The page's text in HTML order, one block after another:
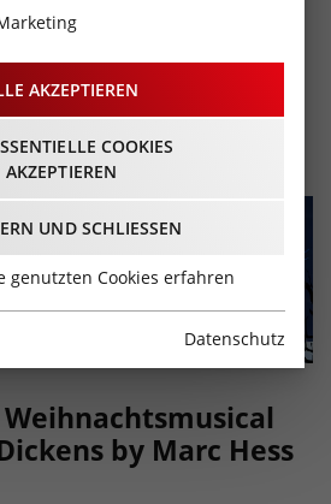
–
in
Telfs
- Beginn 17:00 Uhr
Weihnachtsmusical
by Marc Hess
AKZEPTIEREN
COOKIES
AKZEPTIEREN
UND SCHLIESSEN
genutzten Cookies erfahren
Datenschutz